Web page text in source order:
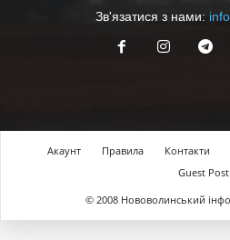
Зв'язатися з нами:
Акаунт Правила Контакти
Guest Post
© 2008 Нововолинський